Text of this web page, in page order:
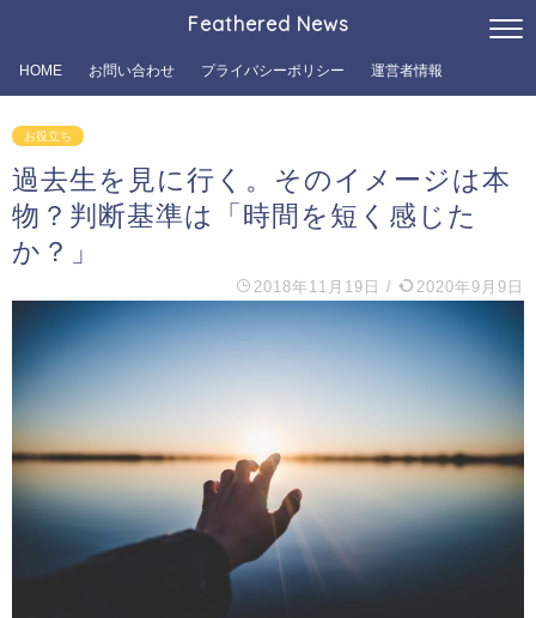
Feathered News
HOME お問い合わせ プライバシーポリシー 運営者情報
お役立ち
過去生を見に行く。そのイメージは本
物？判断基準は「時間を短く感じた
か？」
2018年11月19日 / 2020年9月9日